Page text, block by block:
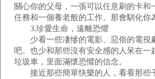
關心你的父母，一張可以任意刷的卡和
任務和一個養老般的工作。那會馴化你
3.珍愛生命，遠離恐懼
少看一些凄慘的電影、惡俗的電視
吧。也少和那些沒有安全感的人呆在一
垃圾車，里面滿懷恐懼的信念。
接近那些簡單快樂的人，看看那些